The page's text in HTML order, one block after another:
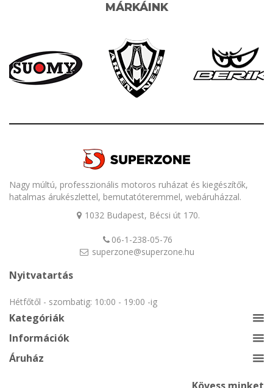
MÁRKÁINK
Nagy múltú, professzionális motoros ruházat és kiegészítők,
hatalmas árukészlettel, bemutatóteremmel, webáruházzal.
1032 Budapest, Bécsi út 170.
06-1-238-05-76
superzone@superzone.hu
Nyitvatartás
Hétfőtől - szombatig: 10:00 - 19:00 -ig
Kategóriák
Információk
Áruház